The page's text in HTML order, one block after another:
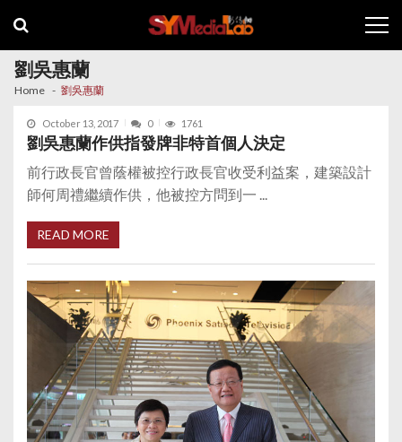
navigation
content
劉吳惠蘭
Home 劉吳惠蘭
October 13, 2017 0 1761
劉吳惠蘭作供指發牌非特首個人決定
前行政長官曾蔭權被控行政長官收受利益案，建築設計
師何周禮繼續作供，他被控方問到一 ...
READ MORE